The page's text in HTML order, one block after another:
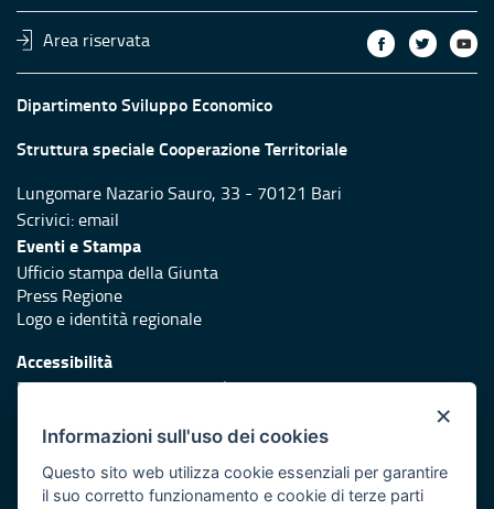
Area riservata
Dipartimento Sviluppo Economico
Struttura speciale Cooperazione Territoriale
Lungomare Nazario Sauro, 33 - 70121 Bari
Scrivici:email
Eventi e Stampa
Ufficio stampa della Giunta
Press Regione
Logo e identità regionale
Accessibilità
Dichiarazione di accessibilità
Redazione
Protezione civile
×
Informazioni sull'uso dei cookies
Questo sito web utilizza cookie essenziali per garantire
il suo corretto funzionamento e cookie di terze parti